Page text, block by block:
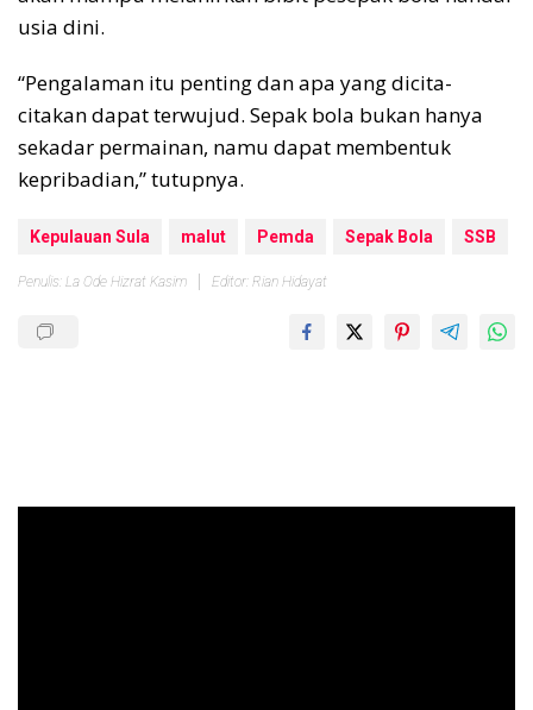
usia dini.
“Pengalaman itu penting dan apa yang dicita-
citakan dapat terwujud. Sepak bola bukan hanya
sekadar permainan, namu dapat membentuk
kepribadian,” tutupnya.
Kepulauan Sula malut Pemda Sepak Bola SSB
Penulis: La Ode Hizrat Kasim Editor: Rian Hidayat